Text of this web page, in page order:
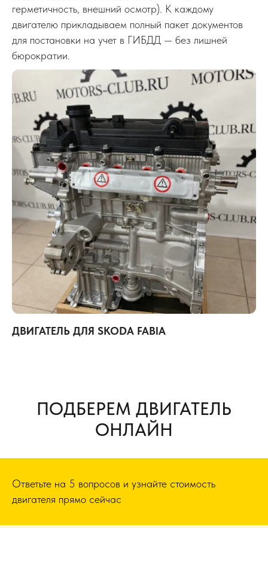
герметичность, внешний осмотр). К каждому
двигателю прикладываем полный пакет документов
для постановки на учет в ГИБДД — без лишней
бюрократии.
ДВИГАТЕЛЬ ДЛЯ SKODA FABIA
ПОДБЕРЕМ ДВИГАТЕЛЬ
ОНЛАЙН
Ответьте на 5 вопросов и узнайте стоимость
двигателя прямо сейчас